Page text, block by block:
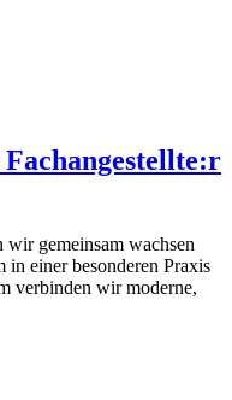
wir gemeinsam wachsen
in einer besonderen Praxis
verbinden wir moderne,